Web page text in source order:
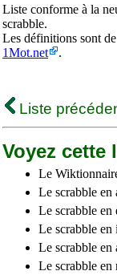
Liste conforme à la
scrabble.
Les définitions sont
1Mot.net
.
Liste
Voyez cette
Le
Le scrabble en
Le scrabble en
Le scrabble en
Le scrabble en
Le scrabble en